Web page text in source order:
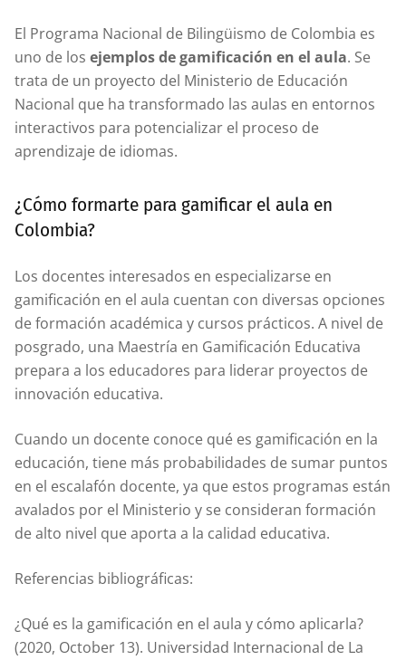
El Programa Nacional de Bilingüismo de Colombia es
uno de los ejemplos de gamificación en el aula. Se
trata de un proyecto del Ministerio de Educación
Nacional que ha transformado las aulas en entornos
interactivos para potencializar el proceso de
aprendizaje de idiomas.
¿Cómo formarte para gamificar el aula en
Colombia?
Los docentes interesados en especializarse en
gamificación en el aula cuentan con diversas opciones
de formación académica y cursos prácticos. A nivel de
posgrado, una Maestría en Gamificación Educativa
prepara a los educadores para liderar proyectos de
innovación educativa.
Cuando un docente conoce qué es gamificación en la
educación, tiene más probabilidades de sumar puntos
en el escalafón docente, ya que estos programas están
avalados por el Ministerio y se consideran formación
de alto nivel que aporta a la calidad educativa.
Referencias bibliográficas:
¿Qué es la gamificación en el aula y cómo aplicarla?
(2020, October 13). Universidad Internacional de La